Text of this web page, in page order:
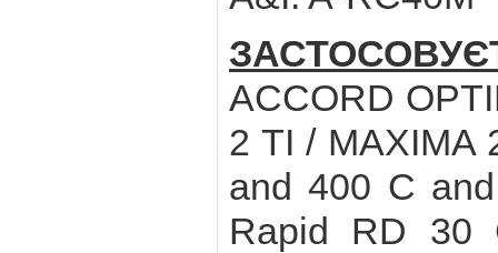
ACCORD
2 TI / MAXIMA
and 400 C
Rapid RD 30